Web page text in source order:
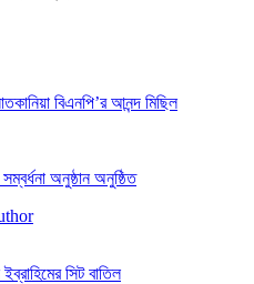
বিএনপি’র আনন্দ মিছিল
সম্বর্ধনা অনুষ্ঠান অনুষ্ঠিত
সিট বাতিল